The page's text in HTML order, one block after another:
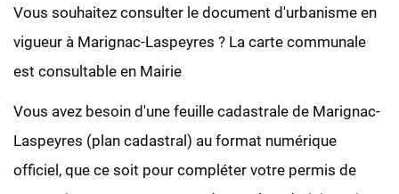
Vous souhaitez consulter le document d'urbanisme en
vigueur à Marignac-Laspeyres ? La carte communale
est consultable en Mairie
Vous avez besoin d'une feuille cadastrale de Marignac-
Laspeyres (plan cadastral) au format numérique
officiel, que ce soit pour compléter votre permis de